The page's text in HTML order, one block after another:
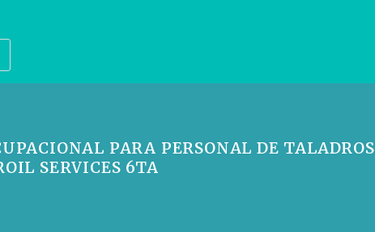
PARA PERSONAL DE TALADROS
SERVICES 6TA